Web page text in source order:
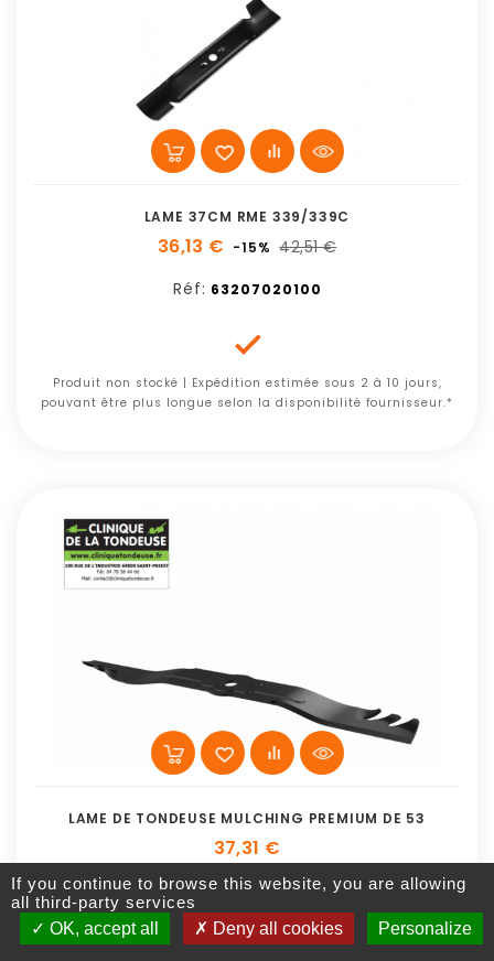
LAME 37CM RME 339/339C
36,13 € -15% 42,51 €
Réf: 63207020100

Produit non stocké | Expédition estimée sous 2 à 10 jours,
pouvant être plus longue selon la disponibilité fournisseur.*
LAME DE TONDEUSE MULCHING PREMIUM DE 53
37,31 €
Réf: KAC703

If you continue to browse this website, you are allowing
all third-party services
OK, accept all
Deny all cookies Personalize